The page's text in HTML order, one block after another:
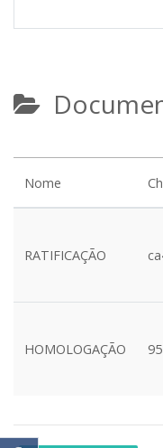
Nome
RATIFICAÇÃO
HOMOLOGAÇÃO